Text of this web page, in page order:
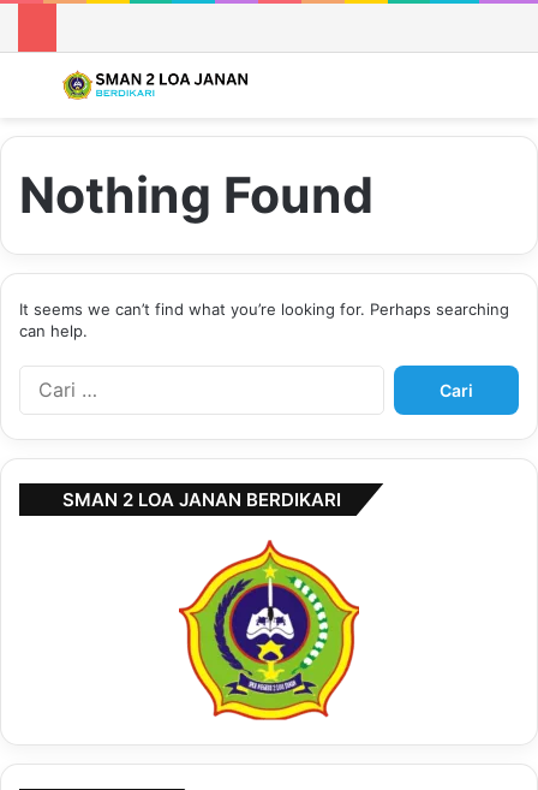
Menu
Nothing Found
It seems we can’t find what you’re looking for. Perhaps searching
can help.
C
SMAN 2 LOA JANAN BERDIKARI